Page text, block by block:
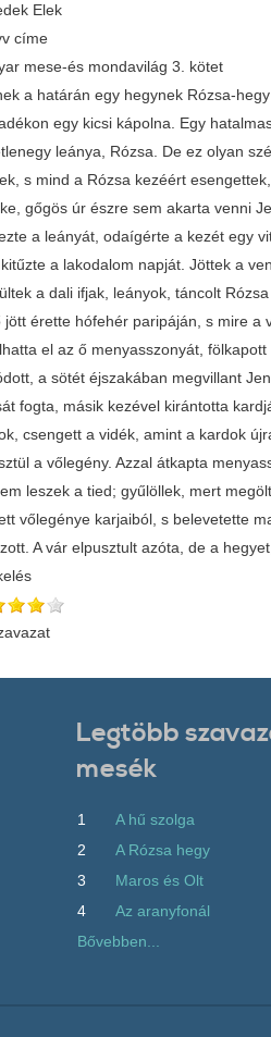
Elek
címe
mese-és mondavilág 3. kötet
a határán egy hegynek Rózsa-
egy kicsi kápolna. Egy
leánya, Rózsa. De ez olyan
s mind a Rózsa kezéért
gőgös úr észre sem akarta venni
a leányát, odaígérte a kezét egy
a lakodalom napját. Jöttek a
a dali ifjak, leányok, táncolt
jött érette hófehér paripáján, s mire a
el az ő menyasszonyát,
a sötét éjszakában megvillant
fogta, másik kezével kirántotta
csengett a vidék, amint a kardok
a vőlegény. Azzal átkapta
leszek a tied; gyűlöllek, mert
vőlegénye karjaiból, s belevetette
A vár elpusztult azóta, de a
Legtöbb
mesék
1
A hű szolga
2
A Rózsa hegy
3
Maros és Olt
4
Az aranyfonál
Bővebben...